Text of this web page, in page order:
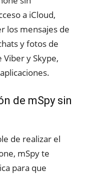
a iCloud,
los mensajes de
y fotos de
y Skype,
de mSpy sin
de realizar el
mSpy te
para que